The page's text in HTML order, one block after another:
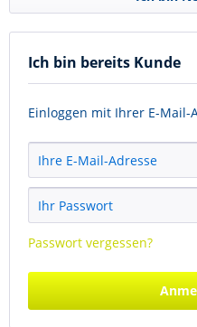
Ich bin bereits Kunde
Einloggen mit Ihrer E-Mail-
Passwort vergessen?